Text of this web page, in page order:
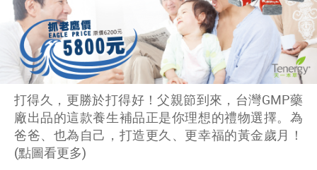
打得久，更勝於打得好！父親節到來，台灣GMP藥
廠出品的這款養生補品正是你理想的禮物選擇。為
爸爸、也為自己，打造更久、更幸福的黃金歲月！
(點圖看更多)